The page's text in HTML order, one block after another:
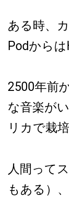
ある時、
Podから
2500年前
な音楽が
リカで栽
人間って
もある）